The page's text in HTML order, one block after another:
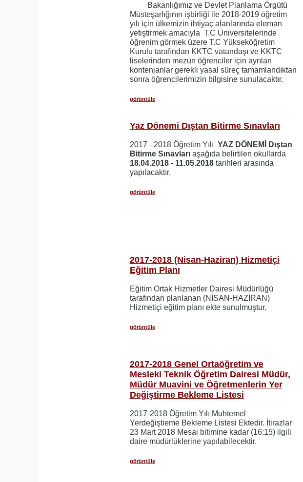
Bakanlığımız ve Devlet Planlama Örgütü
Müsteşarlığının işbirliği ile 2018-2019 öğretim
yılı için ülkemizin ihtiyaç alanlarında eleman
yetiştirmek amacıyla T.C Üniversitelerinde
öğrenim görmek üzere T.C Yükseköğretim
Kurulu tarafından KKTC vatandaşı ve KKTC
liselerinden mezun öğrenciler için ayrılan
kontenjanlar gerekli yasal süreç tamamlandıktan
sonra öğrencilerimizin bilgisine sunulacaktır.
görüntüle
Yaz Dönemi Dıştan Bitirme Sınavları
2017 - 2018 Öğretim Yılı YAZ DÖNEMİ Dıştan
Bitirme Sınavlarıaşağıda belirtilen okullarda
18.04.2018 - 11.05.2018 tarihleri arasında
yapılacaktır.
görüntüle
2017-2018 (Nisan-Haziran) Hizmetiçi
Eğitim Planı
Eğitim Ortak Hizmetler Dairesi Müdürlüğü
tarafından planlanan (NİSAN-HAZİRAN)
Hizmetiçi eğitim planı ekte sunulmuştur.
görüntüle
2017-2018 Genel Ortaöğretim ve
Mesleki Teknik Öğretim Dairesi Müdür,
Müdür Muavini ve Öğretmenlerin Yer
Değiştirme Bekleme Listesi
2017-2018 Öğretim Yılı Muhtemel
Yerdeğiştieme Bekleme Listesi Ektedir. İtirazlar
23 Mart 2018 Mesai bitimine kadar (16:15) ilgili
daire müdürlüklerine yapılabilecektir.
görüntüle